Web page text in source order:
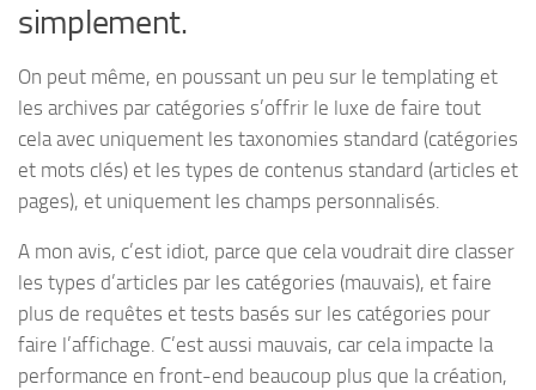
simplement.
On peut même, en poussant un peu sur le templating et
les archives par catégories s’offrir le luxe de faire tout
cela avec uniquement les taxonomies standard (catégories
et mots clés) et les types de contenus standard (articles et
pages), et uniquement les champs personnalisés.
A mon avis, c’est idiot, parce que cela voudrait dire classer
les types d’articles par les catégories (mauvais), et faire
plus de requêtes et tests basés sur les catégories pour
faire l’affichage. C’est aussi mauvais, car cela impacte la
performance en front-end beaucoup plus que la création,